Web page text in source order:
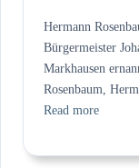
Hermann
Bürgermeister
Markhausen
Rosenbaum,
Read more: